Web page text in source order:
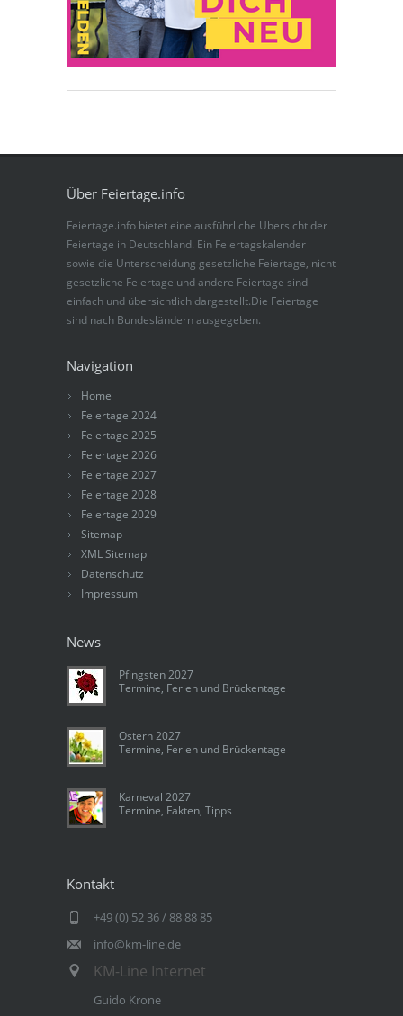
Über Feiertage.info
Feiertage.info bietet eine ausführliche Übersicht der
Feiertage in Deutschland. Ein Feiertagskalender
sowie die Unterscheidung gesetzliche Feiertage, nicht
gesetzliche Feiertage und andere Feiertage sind
einfach und übersichtlich dargestellt.Die Feiertage
sind nach Bundesländern ausgegeben.
Navigation
Home
Feiertage 2024
Feiertage 2025
Feiertage 2026
Feiertage 2027
Feiertage 2028
Feiertage 2029
Sitemap
XML Sitemap
Datenschutz
Impressum
News
Pfingsten 2027
Termine, Ferien und Brückentage
Ostern 2027
Termine, Ferien und Brückentage
Karneval 2027
Termine, Fakten, Tipps
Kontakt
+49 (0) 52 36 / 88 88 85
info@km-line.de
KM-Line Internet
Guido Krone